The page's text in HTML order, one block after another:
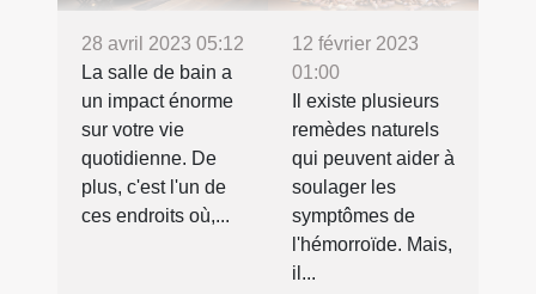
28 avril 2023 05:12
La salle de bain a
un impact énorme
sur votre vie
quotidienne. De
plus, c'est l'un de
ces endroits où,...
12 février 2023
01:00
Il existe plusieurs
remèdes naturels
qui peuvent aider à
soulager les
symptômes de
l'hémorroïde. Mais,
il...